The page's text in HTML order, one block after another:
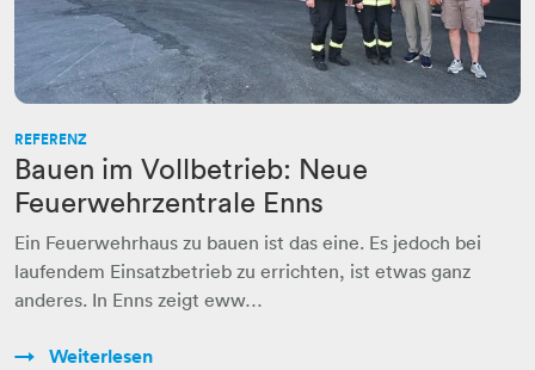
REFERENZ
Bauen im Vollbetrieb: Neue
Feuerwehrzentrale Enns
Ein Feuerwehrhaus zu bauen ist das eine. Es jedoch bei
laufendem Einsatzbetrieb zu errichten, ist etwas ganz
anderes. In Enns zeigt eww…
Weiterlesen